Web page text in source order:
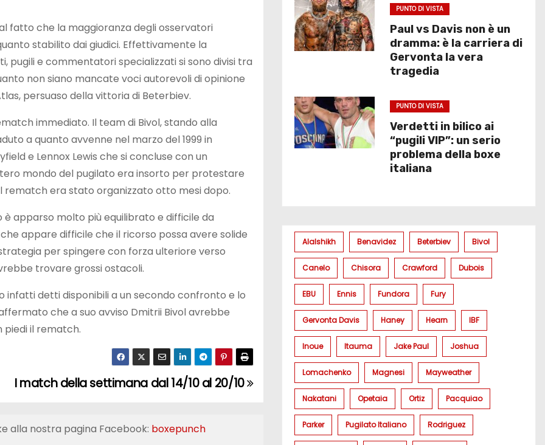
fatto che la maggioranza degli osservatori
stabilito dai giudici. Effettivamente la
pugili e commentatori specializzati si sono divisi tra
non siano mancate voci autorevoli di opinione
persuaso della vittoria di Beterbiev.
immediato. Il team di Bivol, stando alla
a quanto avvenne nel marzo del 1999 in
e Lennox Lewis che si concluse con un
mondo del pugilato era insorto per protestare
rematch era stato organizzato otto mesi dopo.
apparso molto più equilibrato e difficile da
appare difficile che il ricorso possa avere solide
per spingere con forza ulteriore verso
trovare grossi ostacoli.
detti disponibili a un secondo confronto e lo
che a suo avviso Dmitrii Bivol avrebbe
piedi il rematch.
I match della settimana dal 14/10 al 20/10
alla nostra pagina Facebook: boxepunch
PUNTO DI VISTA
Paul vs Davis non è un
dramma: è la carriera di
Gervonta la vera
tragedia
PUNTO DI VISTA
Verdetti in bilico ai
“pugili VIP”: un serio
problema della boxe
italiana
Alalshikh Benavidez Beterbiev Bivol
Canelo Chisora Crawford Dubois
EBU Ennis Fundora Fury
Gervonta Davis Haney Hearn IBF
Inoue Itauma Jake Paul Joshua
Lomachenko Magnesi Mayweather
Nakatani Opetaia Ortiz Pacquiao
Parker Pugilato Italiano Rodriguez